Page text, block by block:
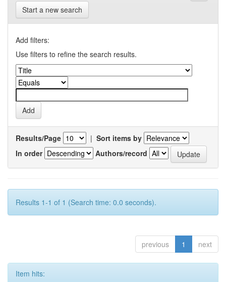
Start a new search
Add filters:
Use filters to refine the search results.
Results/Page | Sort items by
In order
Authors/record
Results 1-1 of 1 (Search time: 0.0 seconds).
previous 1 next
Item hits: